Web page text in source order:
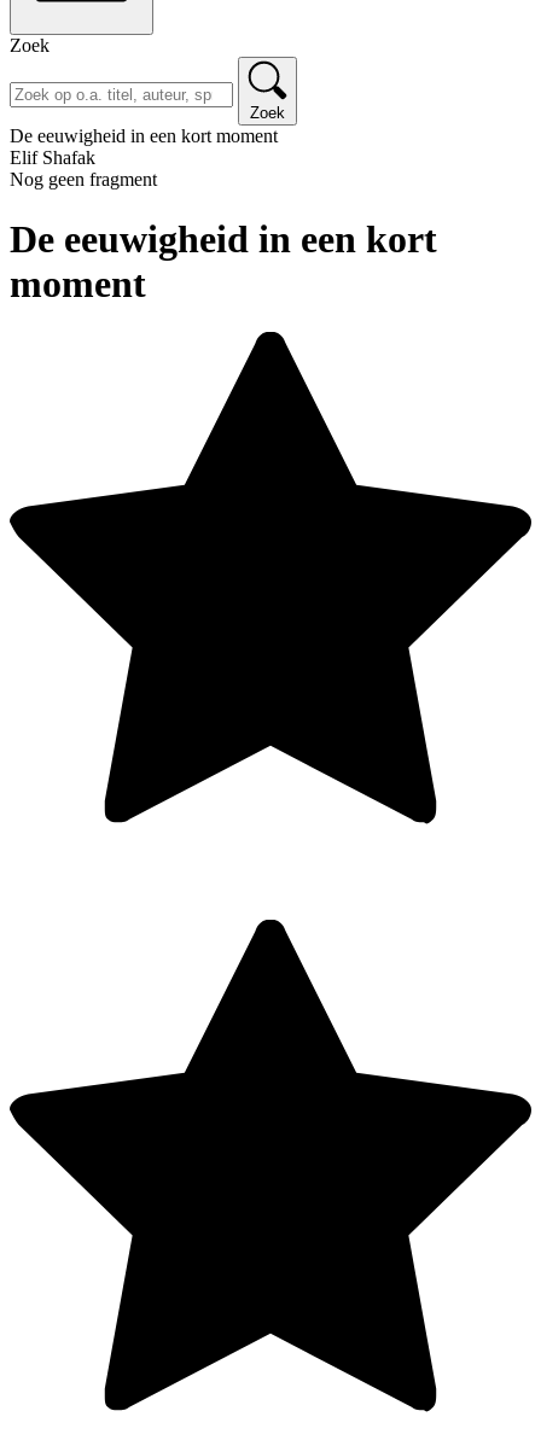
Zoek
Zoek
De eeuwigheid in een kort moment
Elif Shafak
Nog geen fragment
De eeuwigheid in een kort
moment